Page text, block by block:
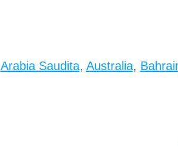
Arabia Saudita, Australia,